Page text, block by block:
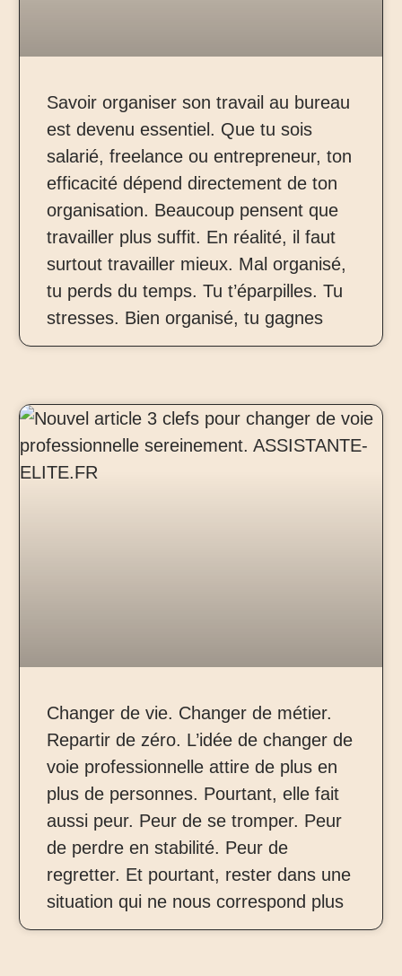
Savoir organiser son travail au bureau
est devenu essentiel. Que tu sois
salarié, freelance ou entrepreneur, ton
efficacité dépend directement de ton
organisation. Beaucoup pensent que
travailler plus suffit. En réalité, il faut
surtout travailler mieux. Mal organisé,
tu perds du temps. Tu t’éparpilles. Tu
stresses. Bien organisé, tu gagnes
Changer de vie. Changer de métier.
Repartir de zéro. L’idée de changer de
voie professionnelle attire de plus en
plus de personnes. Pourtant, elle fait
aussi peur. Peur de se tromper. Peur
de perdre en stabilité. Peur de
regretter. Et pourtant, rester dans une
situation qui ne nous correspond plus